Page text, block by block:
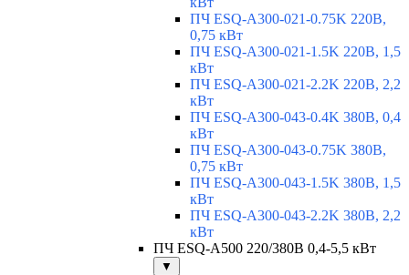
ПЧ ESQ-A300-021-0.75K 220В,
0,75 кВт
ПЧ ESQ-A300-021-1.5K 220В, 1,5
кВт
ПЧ ESQ-A300-021-2.2K 220В, 2,2
кВт
ПЧ ESQ-A300-043-0.4K 380В, 0,4
кВт
ПЧ ESQ-A300-043-0.75K 380В,
0,75 кВт
ПЧ ESQ-A300-043-1.5K 380В, 1,5
кВт
ПЧ ESQ-A300-043-2.2K 380В, 2,2
кВт
ПЧ ESQ-A500 220/380В 0,4-5,5 кВт
▼